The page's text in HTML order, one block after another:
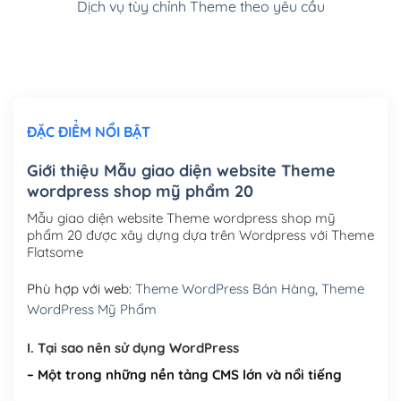
Cài đặt SMTP Mail cho site Wordpress(+100,000₫)
Mua thêm Host + Tên miền
Tên miền quốc tế .com .net .org (1 năm)
Tên miền Việt Nam .vn (1 năm)(+550,000₫)
Hosting 2GB SSD (1 năm)(+450,000₫)
Hosting 5GB SSD (1 năm)
Dịch vụ tùy chỉnh Theme theo yêu cầu
ĐẶC ĐIỂM NỔI BẬT
Giới thiệu Mẫu giao diện website Theme
wordpress shop mỹ phẩm 20
Mẫu giao diện website Theme wordpress shop mỹ
phẩm 20 được xây dựng dựa trên Wordpress với Theme
Flatsome
Phù hợp với web: Theme WordPress Bán Hàng, Theme
WordPress Mỹ Phẩm
I. Tại sao nên sử dụng WordPress
– Một trong những nền tảng CMS lớn và nổi tiếng